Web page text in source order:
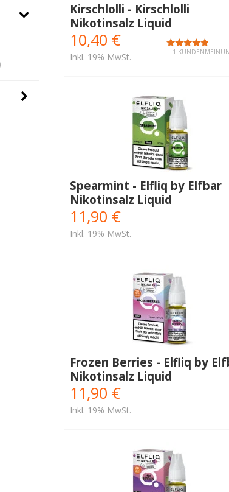
Kirschlolli - Kirschlolli
Nikotinsalz Liquid
1
10,40 €
Inkl. 19% MwSt.
Spearmint - Elfliq by Elfbar
Nikotinsalz Liquid
11,90 €
Inkl. 19% MwSt.
Frozen Berries - Elfliq by
Nikotinsalz Liquid
11,90 €
Inkl. 19% MwSt.